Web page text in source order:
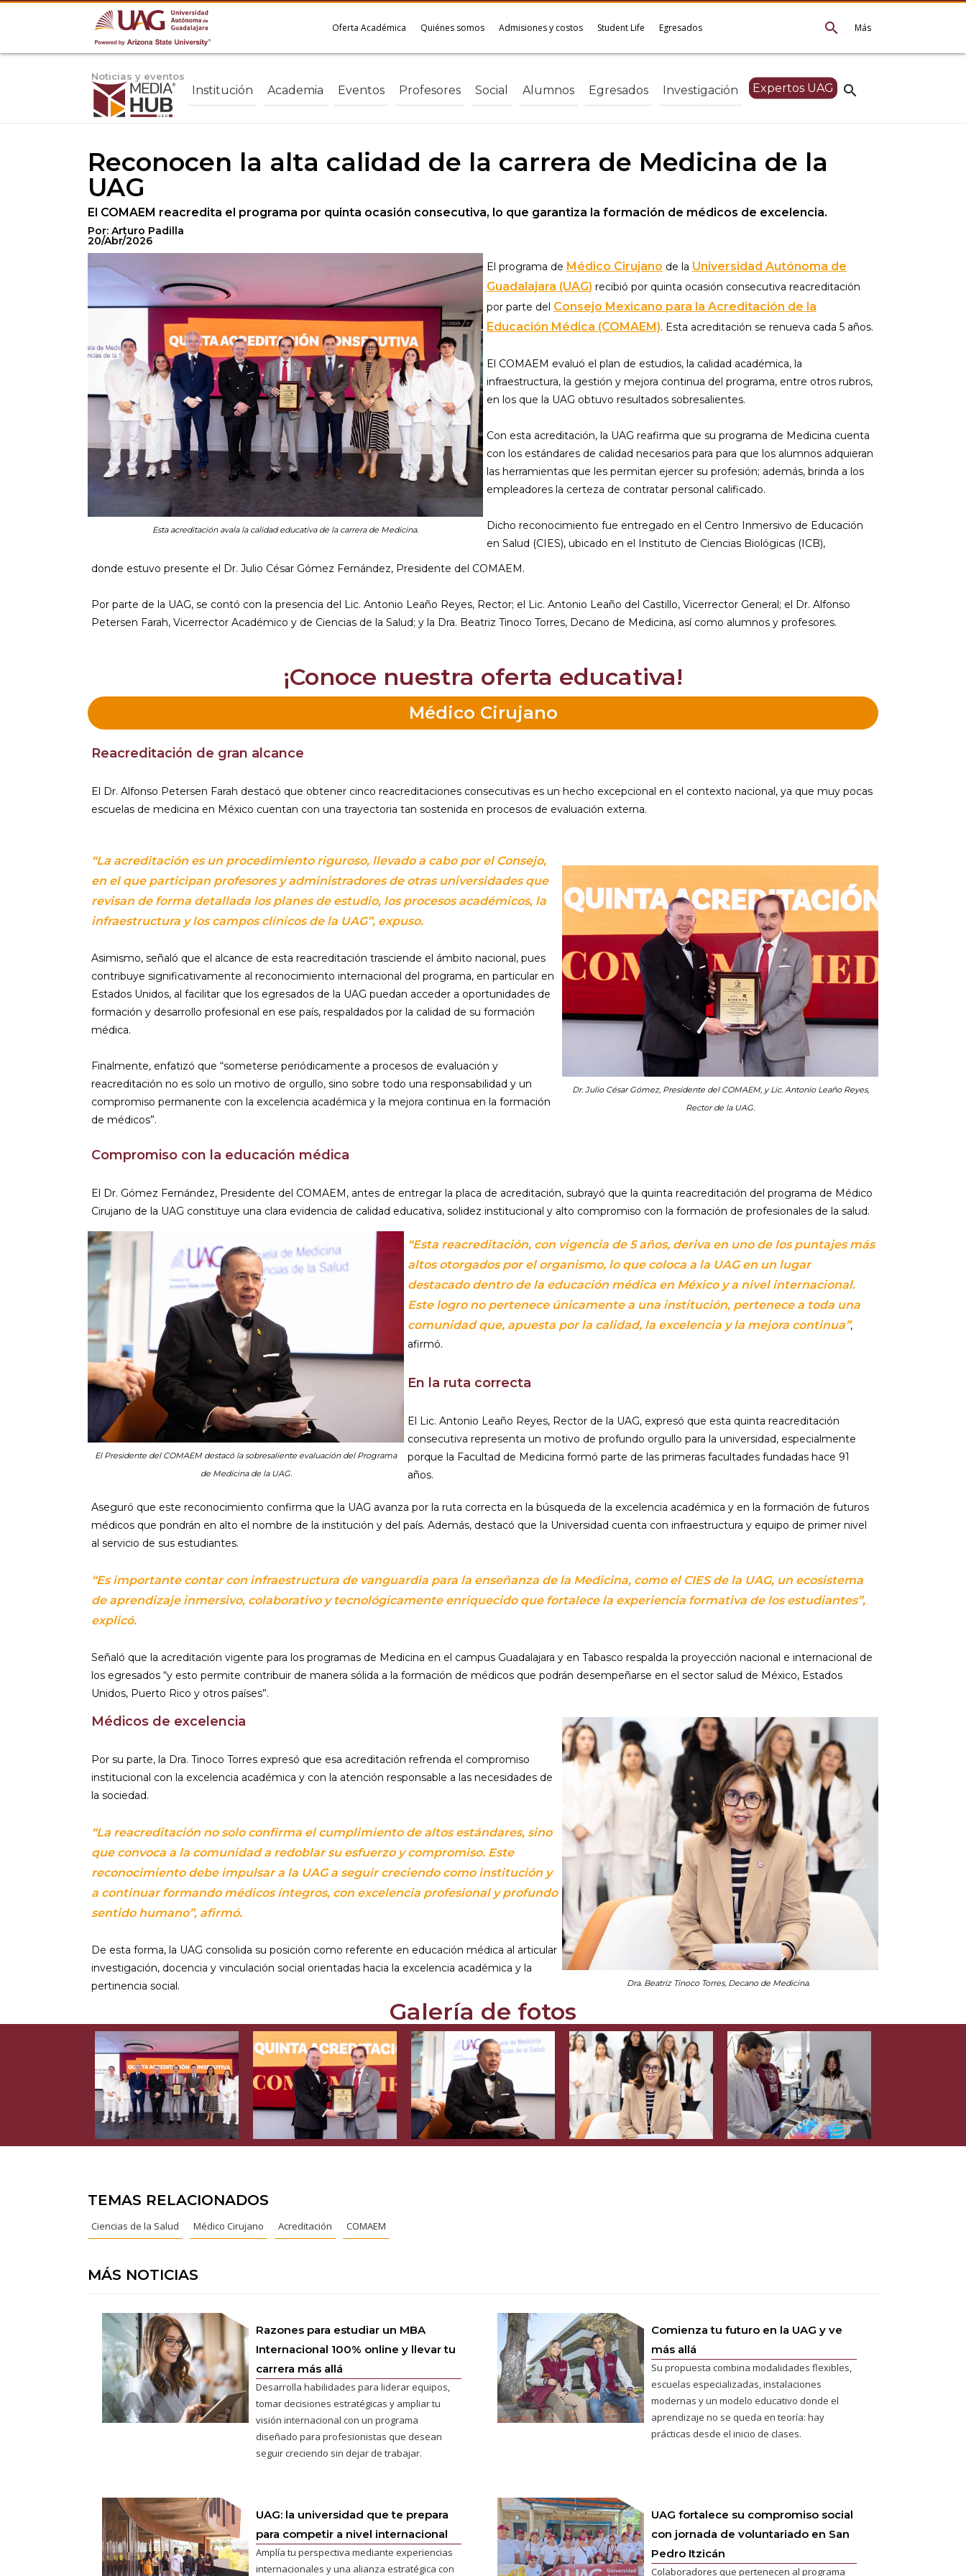
Más
search
Oferta Académica Quiénes somos Admisiones y costos Student Life Egresados
Noticias y eventos
search
Institución Academia Eventos Profesores Social Alumnos Egresados Investigación Expertos UAG
Reconocen la alta calidad de la carrera de Medicina de la
UAG
El COMAEM reacredita el programa por quinta ocasión consecutiva, lo que garantiza la formación de médicos de excelencia.
Por: Arturo Padilla
20/Abr/2026
Esta acreditación avala la calidad educativa de la carrera de Medicina.
El programa de Médico Cirujano de la Universidad Autónoma de
Guadalajara (UAG) recibió por quinta ocasión consecutiva reacreditación
por parte del Consejo Mexicano para la Acreditación de la
Educación Médica (COMAEM). Esta acreditación se renueva cada 5 años.
El COMAEM evaluó el plan de estudios, la calidad académica, la
infraestructura, la gestión y mejora continua del programa, entre otros rubros,
en los que la UAG obtuvo resultados sobresalientes.
Con esta acreditación, la UAG reafirma que su programa de Medicina cuenta
con los estándares de calidad necesarios para para que los alumnos adquieran
las herramientas que les permitan ejercer su profesión; además, brinda a los
empleadores la certeza de contratar personal calificado.
Dicho reconocimiento fue entregado en el Centro Inmersivo de Educación
en Salud (CIES), ubicado en el Instituto de Ciencias Biológicas (ICB),
donde estuvo presente el Dr. Julio César Gómez Fernández, Presidente del COMAEM.
Por parte de la UAG, se contó con la presencia del Lic. Antonio Leaño Reyes, Rector; el Lic. Antonio Leaño del Castillo, Vicerrector General; el Dr. Alfonso
Petersen Farah, Vicerrector Académico y de Ciencias de la Salud; y la Dra. Beatriz Tinoco Torres, Decano de Medicina, así como alumnos y profesores.
¡Conoce nuestra oferta educativa!
Médico Cirujano
Reacreditación de gran alcance
El Dr. Alfonso Petersen Farah destacó que obtener cinco reacreditaciones consecutivas es un hecho excepcional en el contexto nacional, ya que muy pocas
escuelas de medicina en México cuentan con una trayectoria tan sostenida en procesos de evaluación externa.
“La acreditación es un procedimiento riguroso, llevado a cabo por el Consejo,
en el que participan profesores y administradores de otras universidades que
revisan de forma detallada los planes de estudio, los procesos académicos, la
infraestructura y los campos clínicos de la UAG”, expuso.
Asimismo, señaló que el alcance de esta reacreditación trasciende el ámbito nacional, pues
contribuye significativamente al reconocimiento internacional del programa, en particular en
Estados Unidos, al facilitar que los egresados de la UAG puedan acceder a oportunidades de
formación y desarrollo profesional en ese país, respaldados por la calidad de su formación
médica.
Finalmente, enfatizó que “someterse periódicamente a procesos de evaluación y
reacreditación no es solo un motivo de orgullo, sino sobre todo una responsabilidad y un
compromiso permanente con la excelencia académica y la mejora continua en la formación
de médicos”.
Dr. Julio César Gómez, Presidente del COMAEM, y Lic. Antonio Leaño Reyes,
Rector de la UAG.
Compromiso con la educación médica
El Dr. Gómez Fernández, Presidente del COMAEM, antes de entregar la placa de acreditación, subrayó que la quinta reacreditación del programa de Médico
Cirujano de la UAG constituye una clara evidencia de calidad educativa, solidez institucional y alto compromiso con la formación de profesionales de la salud.
El Presidente del COMAEM destacó la sobresaliente evaluación del Programa
de Medicina de la UAG.
“Esta reacreditación, con vigencia de 5 años, deriva en uno de los puntajes más
altos otorgados por el organismo, lo que coloca a la UAG en un lugar
destacado dentro de la educación médica en México y a nivel internacional.
Este logro no pertenece únicamente a una institución, pertenece a toda una
comunidad que, apuesta por la calidad, la excelencia y la mejora continua”,
afirmó.
En la ruta correcta
El Lic. Antonio Leaño Reyes, Rector de la UAG, expresó que esta quinta reacreditación
consecutiva representa un motivo de profundo orgullo para la universidad, especialmente
porque la Facultad de Medicina formó parte de las primeras facultades fundadas hace 91
años.
Aseguró que este reconocimiento confirma que la UAG avanza por la ruta correcta en la búsqueda de la excelencia académica y en la formación de futuros
médicos que pondrán en alto el nombre de la institución y del país. Además, destacó que la Universidad cuenta con infraestructura y equipo de primer nivel
al servicio de sus estudiantes.
“Es importante contar con infraestructura de vanguardia para la enseñanza de la Medicina, como el CIES de la UAG, un ecosistema
de aprendizaje inmersivo, colaborativo y tecnológicamente enriquecido que fortalece la experiencia formativa de los estudiantes”,
explicó.
Señaló que la acreditación vigente para los programas de Medicina en el campus Guadalajara y en Tabasco respalda la proyección nacional e internacional de
los egresados “y esto permite contribuir de manera sólida a la formación de médicos que podrán desempeñarse en el sector salud de México, Estados
Unidos, Puerto Rico y otros países”.
Médicos de excelencia
Por su parte, la Dra. Tinoco Torres expresó que esa acreditación refrenda el compromiso
institucional con la excelencia académica y con la atención responsable a las necesidades de
la sociedad.
“La reacreditación no solo confirma el cumplimiento de altos estándares, sino
que convoca a la comunidad a redoblar su esfuerzo y compromiso. Este
reconocimiento debe impulsar a la UAG a seguir creciendo como institución y
a continuar formando médicos íntegros, con excelencia profesional y profundo
sentido humano”, afirmó.
De esta forma, la UAG consolida su posición como referente en educación médica al articular
investigación, docencia y vinculación social orientadas hacia la excelencia académica y la
pertinencia social.
Dra. Beatriz Tinoco Torres, Decano de Medicina.
Galería de fotos
TEMAS RELACIONADOS
Ciencias de la Salud Médico Cirujano Acreditación COMAEM
MÁS NOTICIAS
Razones para estudiar un MBA
Internacional 100% online y llevar tu
carrera más allá
Desarrolla habilidades para liderar equipos,
tomar decisiones estratégicas y ampliar tu
visión internacional con un programa
diseñado para profesionistas que desean
seguir creciendo sin dejar de trabajar.
Comienza tu futuro en la UAG y ve
más allá
Su propuesta combina modalidades flexibles,
escuelas especializadas, instalaciones
modernas y un modelo educativo donde el
aprendizaje no se queda en teoría: hay
prácticas desde el inicio de clases.
UAG: la universidad que te prepara
para competir a nivel internacional
Amplía tu perspectiva mediante experiencias
internacionales y una alianza estratégica con
UAG fortalece su compromiso social
con jornada de voluntariado en San
Pedro Itzicán
Colaboradores que pertenecen al programa